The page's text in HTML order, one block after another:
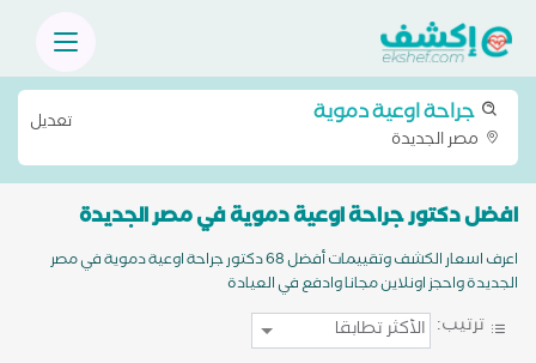
جراحة اوعية دموية
مصر الجديدة
تعديل
افضل دكتور جراحة اوعية دموية في مصر الجديدة
اعرف اسعار الكشف وتقييمات أفضل 68 دكتور جراحة اوعية دموية في مصر
الجديدة واحجز اونلاين مجانا وادفع في العيادة
ترتيب: